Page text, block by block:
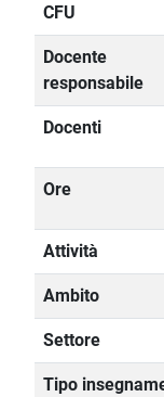
CFU
Docente
responsabile
Docenti
Ore
Attività
Ambito
Settore
Tipo